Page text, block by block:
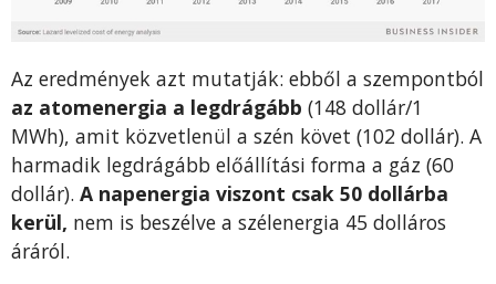
Az eredmények azt mutatják: ebből a szempontból
az atomenergia a legdrágább (148 dollár/1
MWh), amit közvetlenül a szén követ (102 dollár). A
harmadik legdrágább előállítási forma a gáz (60
dollár). A napenergia viszont csak 50 dollárba
kerül, nem is beszélve a szélenergia 45 dolláros
áráról.